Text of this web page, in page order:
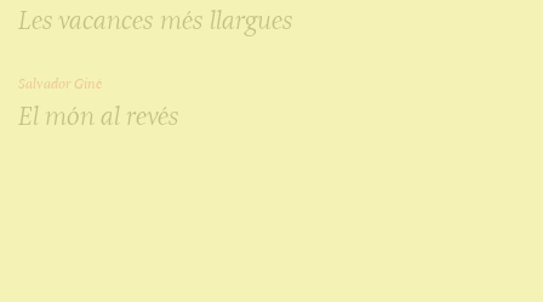
Les vacances més llargues
Salvador Giné
El món al revés